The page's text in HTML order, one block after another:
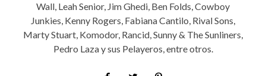
Wall, Leah Senior, Jim Ghedi, Ben Folds, Cowboy
Junkies, Kenny Rogers, Fabiana Cantilo, Rival Sons,
Marty Stuart, Komodor, Rancid, Sunny & The Sunliners,
Pedro Laza y sus Pelayeros, entre otros.